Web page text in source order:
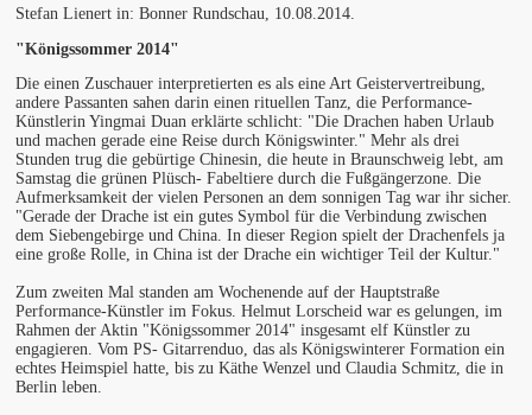
Stefan Lienert in: Bonner Rundschau, 10.08.2014.
"Königssommer 2014"
Die einen Zuschauer interpretierten es als eine Art Geistervertreibung,
andere Passanten sahen darin einen rituellen Tanz, die Performance-
Künstlerin Yingmai Duan erklärte schlicht: "Die Drachen haben Urlaub
und machen gerade eine Reise durch Königswinter." Mehr als drei
Stunden trug die gebürtige Chinesin, die heute in Braunschweig lebt, am
Samstag die grünen Plüsch- Fabeltiere durch die Fußgängerzone. Die
Aufmerksamkeit der vielen Personen an dem sonnigen Tag war ihr sicher.
"Gerade der Drache ist ein gutes Symbol für die Verbindung zwischen
dem Siebengebirge und China. In dieser Region spielt der Drachenfels ja
eine große Rolle, in China ist der Drache ein wichtiger Teil der Kultur."
Zum zweiten Mal standen am Wochenende auf der Hauptstraße
Performance-Künstler im Fokus. Helmut Lorscheid war es gelungen, im
Rahmen der Aktin "Königssommer 2014" insgesamt elf Künstler zu
engagieren. Vom PS- Gitarrenduo, das als Königswinterer Formation ein
echtes Heimspiel hatte, bis zu Käthe Wenzel und Claudia Schmitz, die in
Berlin leben.